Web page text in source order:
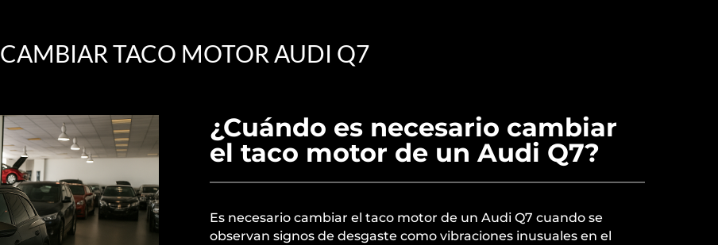
CAMBIAR TACO MOTOR AUDI Q7
¿Cuándo es necesario cambiar
el taco motor de un Audi Q7?
Es necesario cambiar el taco motor de un Audi Q7 cuando se
observan signos de desgaste como vibraciones inusuales en el